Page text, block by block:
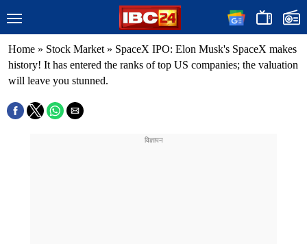
Home » Stock Market » SpaceX IPO: Elon Musk's SpaceX makes
history! It has entered the ranks of top US companies; the valuation
will leave you stunned.